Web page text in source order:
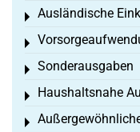
Ausländische
Toggle menu
Toggle menu
Sonderausgaben
Toggle menu
Haushaltsnahe
Toggle menu
Toggle menu